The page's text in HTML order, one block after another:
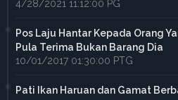
4/28/2021 11:12:00 PG
Pos Laju Hantar Kepada Orang
Pula Terima Bukan Barang Dia
10/01/2017 01:30:00 PTG
Pati Ikan Haruan dan Gamat